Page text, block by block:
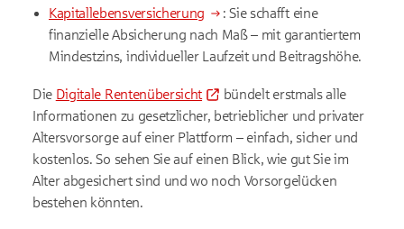
Kapitallebensversicherung
: Sie schafft eine
finanzielle Absicherung nach Maß – mit garantiertem
Mindestzins, individueller Laufzeit und Beitragshöhe.
Die Digitale Rentenübersicht
bündelt erstmals alle
Informationen zu gesetzlicher, betrieblicher und privater
Altersvorsorge auf einer Plattform – einfach, sicher und
kostenlos. So sehen Sie auf einen Blick, wie gut Sie im
Alter abgesichert sind und wo noch Vorsorgelücken
bestehen könnten.